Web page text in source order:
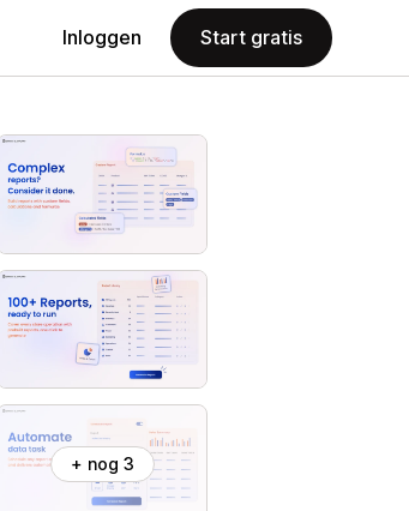
Inloggen Start gratis
+ nog 3